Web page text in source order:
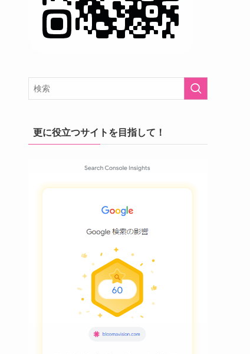
更に役立つサイトを目指して！